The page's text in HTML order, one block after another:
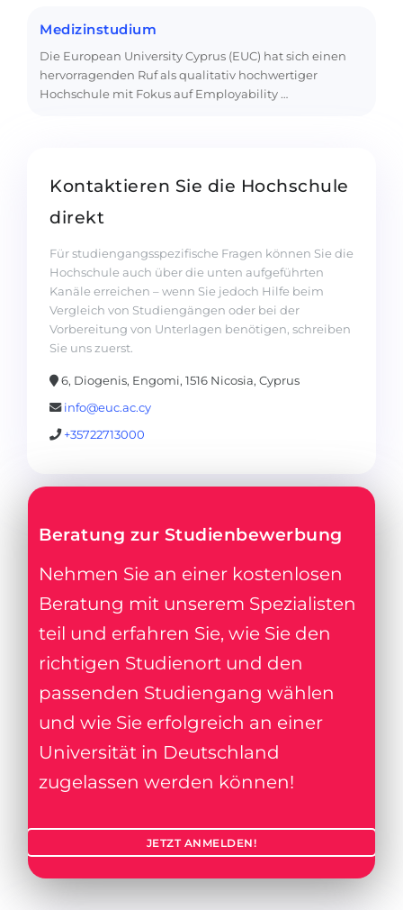
Medizinstudium
Die European University Cyprus (EUC) hat sich einen
hervorragenden Ruf als qualitativ hochwertiger
Hochschule mit Fokus auf Employability …
Kontaktieren Sie die Hochschule
direkt
Für studiengangsspezifische Fragen können Sie die
Hochschule auch über die unten aufgeführten
Kanäle erreichen – wenn Sie jedoch Hilfe beim
Vergleich von Studiengängen oder bei der
Vorbereitung von Unterlagen benötigen, schreiben
Sie uns zuerst.
6, Diogenis, Engomi, 1516 Nicosia, Cyprus
info@euc.ac.cy
+35722713000
Beratung zur Studienbewerbung
Nehmen Sie an einer kostenlosen
Beratung mit unserem Spezialisten
teil und erfahren Sie, wie Sie den
richtigen Studienort und den
passenden Studiengang wählen
und wie Sie erfolgreich an einer
Universität in Deutschland
zugelassen werden können!
JETZT ANMELDEN!